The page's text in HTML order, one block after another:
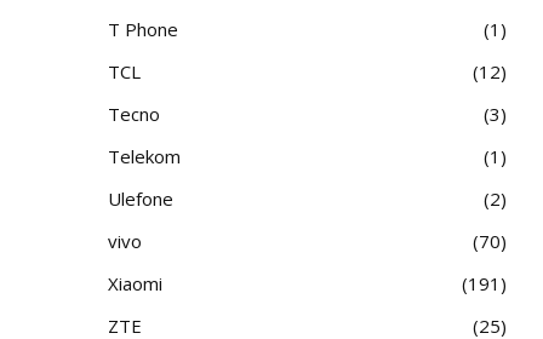
T Phone
1
TCL
12
Tecno
3
Telekom
1
Ulefone
2
vivo
70
Xiaomi
191
ZTE
25